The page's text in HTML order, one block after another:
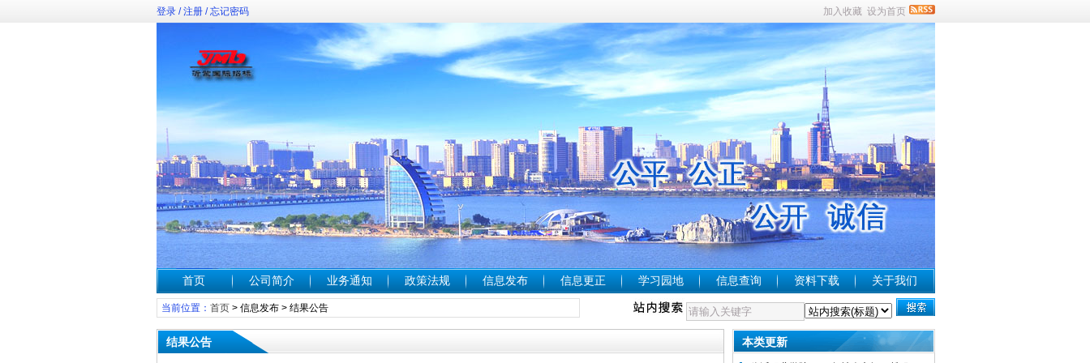
登录/注册/忘记密码 加入收藏 设为首页
首页 公司简介 业务通知 政策法规 信息发布 信息更正 学习园地 信息查询 资料下载 关于我们
当前位置： 首页> 信息发布> 结果公告
结果公告 本类更新